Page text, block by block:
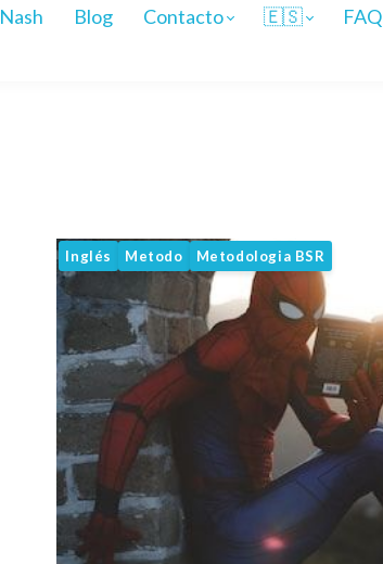
Nash Blog Contacto 🇪🇸 FAQ
Inglés Metodo Metodologia BSR